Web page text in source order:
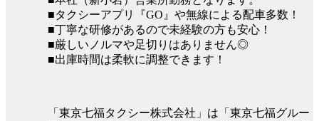
■タクシーアプリ『GO』や無線による配車多数！
■丁寧な研修があるので未経験の方も安心！
■厳しいノルマや足切りはありません◎
■出庫時間は柔軟に調整できます！
「東京七福タクシー株式会社」は「東京七福グルー